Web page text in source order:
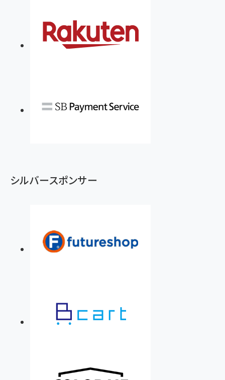
シルバースポンサー